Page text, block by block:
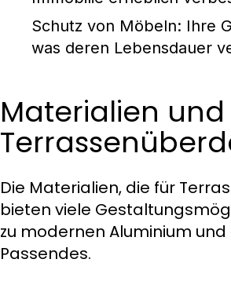
Schutz von Möbeln: Ihre
was deren Lebensdauer
Materialien
Die Materialien, die für
bieten viele
zu modernen Aluminium
Passendes.